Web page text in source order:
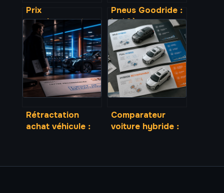
Prix
remplacement
pare-brise sans
assurance :
combien prévoir
vraiment
Pneus Goodride :
le 10ème
manufacturier
mondial est-il une
alternative fiable
aux marques
premium ?
Rétractation
achat véhicule :
Comparateur
voiture hybride :